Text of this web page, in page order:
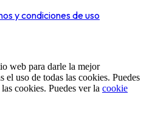
y condiciones de uso
web para darle la mejor
el uso de todas las cookies. Puedes
cookies. Puedes ver la cookie